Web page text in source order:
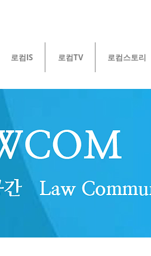
로컴IS 로컴TV 로컴스토리